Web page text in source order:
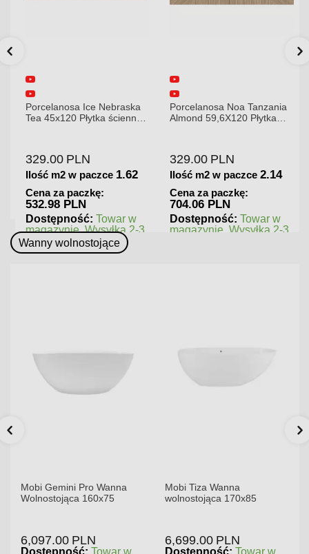
Porcelanosa Ice Nebraska
Tea 45x120 Płytka ścienna
329.00 PLN
Ilość m2 w paczce 1.62
Cena za paczkę:
532.98 PLN
Dostępność: Towar w
magazynie. Wysyłka 2-3
dni.
Porcelanosa Noa Tanzania
Almond 59,6X120 Płytka
329.00 PLN
Ilość m2 w paczce 2.14
Cena za paczkę:
704.06 PLN
Dostępność: Towar w
magazynie. Wysyłka 2-3
Wanny wolnostojące
Mobi Gemini Pro Wanna
Wolnostojąca 160x75
6,097.00 PLN
Dostępność: Towar w
Mobi Tiza Wanna
wolnostojąca 170x85
6,699.00 PLN
Dostępność: Towar w